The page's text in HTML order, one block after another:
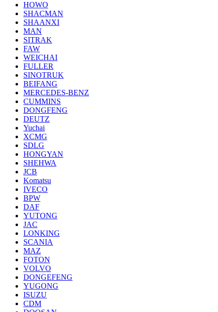
HOWO
SHACMAN
SHAANXI
MAN
SITRAK
FAW
WEICHAI
FULLER
SINOTRUK
BEIFANG
MERCEDES-BENZ
CUMMINS
DONGFENG
DEUTZ
Yuchai
XCMG
SDLG
HONGYAN
SHEHWA
JCB
Komatsu
IVECO
BPW
DAF
YUTONG
JAC
LONKING
SCANIA
MAZ
FOTON
VOLVO
DONGEFENG
YUGONG
ISUZU
CDM